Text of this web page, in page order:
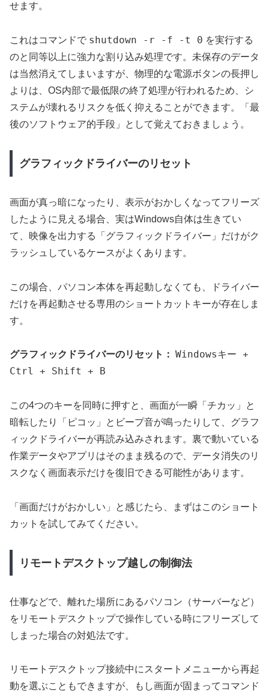
せます。
これはコマンドで shutdown -r -f -t 0 を実行する
のと同等以上に強力な割り込み処理です。未保存のデータ
は当然消えてしまいますが、物理的な電源ボタンの長押し
よりは、OS内部で最低限の終了処理が行われるため、シ
ステムが壊れるリスクを低く抑えることができます。「最
後のソフトウェア的手段」として覚えておきましょう。
グラフィックドライバーのリセット
画面が真っ暗になったり、表示がおかしくなってフリーズ
したように見える場合、実はWindows自体は生きてい
て、映像を出力する「グラフィックドライバー」だけがク
ラッシュしているケースがよくあります。
この場合、パソコン本体を再起動しなくても、ドライバー
だけを再起動させる専用のショートカットキーが存在しま
す。
グラフィックドライバーのリセット： Windowsキー +
Ctrl + Shift + B
この4つのキーを同時に押すと、画面が一瞬「チカッ」と
暗転したり「ピコッ」とビープ音が鳴ったりして、グラフ
ィックドライバーが再読み込みされます。裏で動いている
作業データやアプリはそのまま残るので、データ消失のリ
スクなく画面表示だけを復旧できる可能性があります。
「画面だけがおかしい」と感じたら、まずはこのショート
カットを試してみてください。
リモートデスクトップ越しの制御法
仕事などで、離れた場所にあるパソコン（サーバーなど）
をリモートデスクトップで操作している時にフリーズして
しまった場合の対処法です。
リモートデスクトップ接続中にスタートメニューから再起
動を選ぶこともできますが、もし画面が固まってコマンド